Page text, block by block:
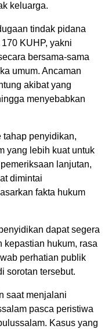
keluarga.
tindak pidana
KUHP, yakni
bersama-sama
umum. Ancaman
akibat yang
menyebabkan
tahap penyidikan,
yang lebih kuat untuk
lanjutan,
dimintai
fakta hukum
dapat segera
kepastian hukum, rasa
perhatian publik
sorotan tersebut.
saat menjalani
pasca peristiwa
Kasus yang